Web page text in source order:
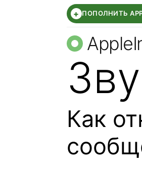
+ ПОПОЛНИТЬ
Как